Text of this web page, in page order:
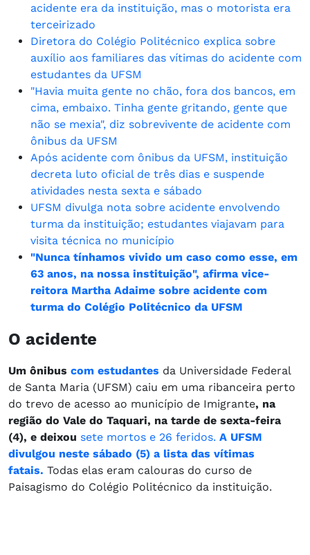
acidente era da instituição, mas o motorista era
terceirizado
Diretora do Colégio Politécnico explica sobre
auxílio aos familiares das vítimas do acidente com
estudantes da UFSM
"Havia muita gente no chão, fora dos bancos, em
cima, embaixo. Tinha gente gritando, gente que
não se mexia", diz sobrevivente de acidente com
ônibus da UFSM
Após acidente com ônibus da UFSM, instituição
decreta luto oficial de três dias e suspende
atividades nesta sexta e sábado
UFSM divulga nota sobre acidente envolvendo
turma da instituição; estudantes viajavam para
visita técnica no município
"Nunca tínhamos vivido um caso como esse, em
63 anos, na nossa instituição", afirma vice-
reitora Martha Adaime sobre acidente com
turma do Colégio Politécnico da UFSM
O acidente
Um ônibus com estudantes da Universidade Federal
de Santa Maria (UFSM) caiu em uma ribanceira perto
do trevo de acesso ao município de Imigrante, na
região do Vale do Taquari, na tarde de sexta-feira
(4), e deixou sete mortos e 26 feridos. A UFSM
divulgou neste sábado (5) a lista das vítimas
fatais. Todas elas eram calouras do curso de
Paisagismo do Colégio Politécnico da instituição.